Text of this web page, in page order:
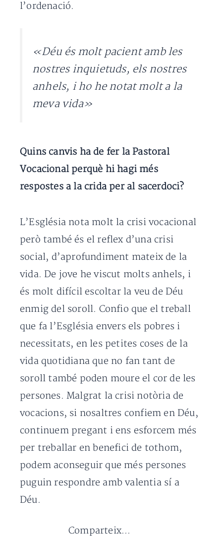
l’ordenació.
«Déu és molt pacient amb les
nostres inquietuds, els nostres
anhels, i ho he notat molt a la
meva vida»
Quins canvis ha de fer la Pastoral
Vocacional perquè hi hagi més
respostes a la crida per al sacerdoci?
L’Església nota molt la crisi vocacional
però també és el reflex d’una crisi
social, d’aprofundiment mateix de la
vida. De jove he viscut molts anhels, i
és molt difícil escoltar la veu de Déu
enmig del soroll. Confio que el treball
que fa l’Església envers els pobres i
necessitats, en les petites coses de la
vida quotidiana que no fan tant de
soroll també poden moure el cor de les
persones. Malgrat la crisi notòria de
vocacions, si nosaltres confiem en Déu,
continuem pregant i ens esforcem més
per treballar en benefici de tothom,
podem aconseguir que més persones
puguin respondre amb valentia sí a
Déu.
Comparteix...